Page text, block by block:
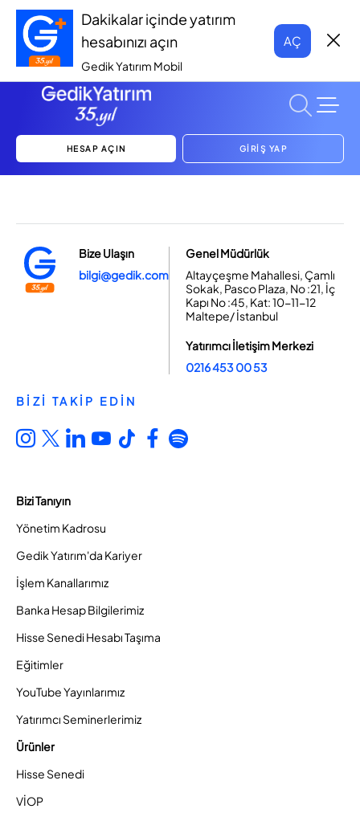
Dakikalar içinde yatırım
hesabınızı açın
Gedik Yatırım Mobil
AÇ
HESAP AÇIN GİRİŞ YAP
Bize Ulaşın
bilgi@gedik.com
Genel Müdürlük
Altayçeşme Mahallesi, Çamlı
Sokak, Pasco Plaza, No :21, İç
Kapı No :45, Kat: 10-11-12
Maltepe/ İstanbul
Yatırımcı İletişim Merkezi
0216 453 00 53
BİZİ TAKİP EDİN
Bizi Tanıyın
Yönetim Kadrosu
Gedik Yatırım'da Kariyer
İşlem Kanallarımız
Banka Hesap Bilgilerimiz
Hisse Senedi Hesabı Taşıma
Eğitimler
YouTube Yayınlarımız
Yatırımcı Seminerlerimiz
Ürünler
Hisse Senedi
VİOP